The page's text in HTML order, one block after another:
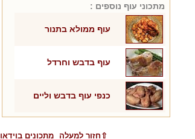
מתכוני עוף נוספים :
עוף ממולא בתנור
עוף בדבש וחרדל
כנפי עוף בדבש וליים
⇧חזור למעלה מתכונים בוידאו Rotev